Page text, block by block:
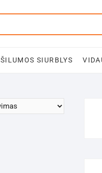
ŠILUMOS SIURBLYS